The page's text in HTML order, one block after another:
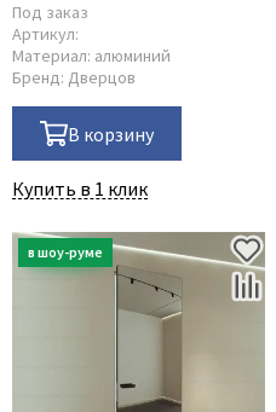
Под заказ
Артикул:
Материал: алюминий
Бренд: Дверцов
В корзину
Купить в 1 клик